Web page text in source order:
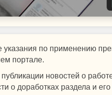
указания по применению
портале.
новостей о
о доработках раздела и